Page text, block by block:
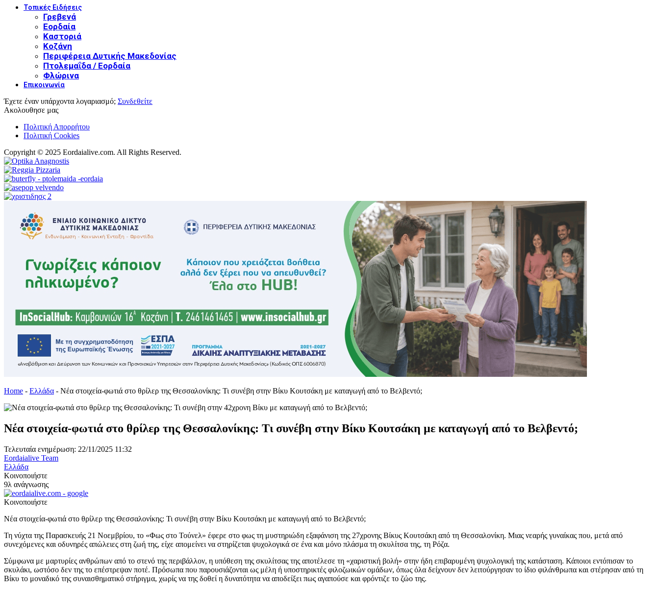
Τοπικές Ειδήσεις
Γρεβενά
Εορδαία
Καστοριά
Κοζάνη
Περιφέρεια Δυτικής Μακεδονίας
Πτολεμαΐδα / Εορδαία
Φλώρινα
Επικοινωνία
Έχετε έναν υπάρχοντα λογαριασμό; Συνδεθείτε
Ακολουθησε μας
Πολιτική Απορρήτου
Πολιτική Cookies
Copyright © 2025 Eordaialive.com. All Rights Reserved.
Home - Ελλάδα - Νέα στοιχεία-φωτιά στο θρίλερ της Θεσσαλονίκης: Τι συνέβη στην Βίκυ Κουτσάκη με καταγωγή από το Βελβεντό;
Νέα στοιχεία-φωτιά στο θρίλερ της Θεσσαλονίκης: Τι συνέβη στην Βίκυ Κουτσάκη με καταγωγή από το Βελβεντό;
Τελευταία ενημέρωση: 22/11/2025 11:32
Eordaialive Team
Ελλάδα
Κοινοποιήστε
9λ ανάγνωσης
Κοινοποιήστε
Νέα στοιχεία-φωτιά στο θρίλερ της Θεσσαλονίκης: Τι συνέβη στην Βίκυ Κουτσάκη με καταγωγή από το Βελβεντό;
Τη νύχτα της Παρασκευής 21 Νοεμβρίου, το «Φως στο Τούνελ» έφερε στο φως τη μυστηριώδη εξαφάνιση της 27χρονης Βίκυς Κουτσάκη από τη Θεσσαλονίκη. Μιας νεαρής γυναίκας που, μετά από
συνεχόμενες και οδυνηρές απώλειες στη ζωή της, είχε απομείνει να στηρίζεται ψυχολογικά σε ένα και μόνο πλάσμα τη σκυλίτσα της, τη Ρόζα.
Σύμφωνα με μαρτυρίες ανθρώπων από το στενό της περιβάλλον, η υπόθεση της σκυλίτσας της αποτέλεσε τη «χαριστική βολή» στην ήδη επιβαρυμένη ψυχολογική της κατάσταση. Κάποιοι εντόπισαν το
σκυλάκι, ωστόσο δεν της το επέστρεψαν ποτέ. Πρόσωπα που παρουσιάζονται ως μέλη ή υποστηρικτές φιλοζωικών ομάδων, όπως όλα δείχνουν δεν λειτούργησαν το ίδιο φιλάνθρωπα και στέρησαν από τη
Βίκυ το μοναδικό της συναισθηματικό στήριγμα, χωρίς να της δοθεί η δυνατότητα να αποδείξει πως αγαπούσε και φρόντιζε το ζώο της.